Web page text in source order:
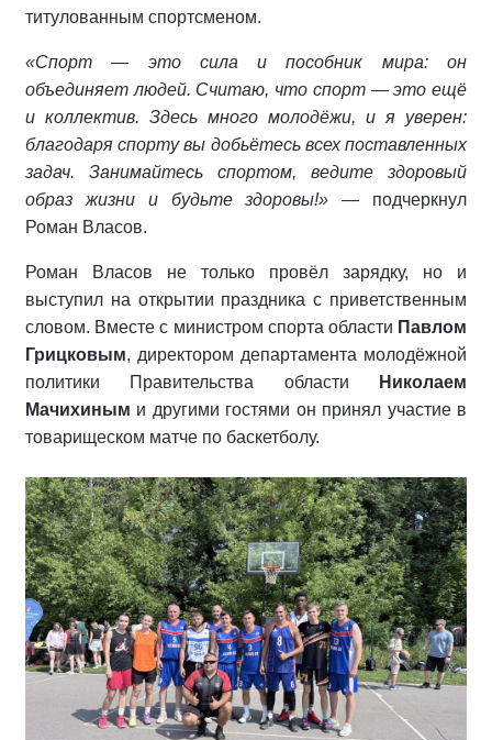
титулованным спортсменом.
«Спорт — это сила и пособник мира: он
объединяет людей. Считаю, что спорт — это ещё
и коллектив. Здесь много молодёжи, и я уверен:
благодаря спорту вы добьётесь всех поставленных
задач. Занимайтесь спортом, ведите здоровый
образ жизни и будьте здоровы!» — подчеркнул
Роман Власов.
Роман Власов не только провёл зарядку, но и
выступил на открытии праздника с приветственным
словом. Вместе с министром спорта области Павлом
Грицковым, директором департамента молодёжной
политики Правительства области
Николаем
Мачихиным и другими гостями он принял участие в
товарищеском матче по баскетболу.